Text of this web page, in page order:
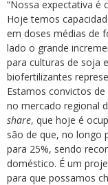
“Nossa expectativa é
Hoje temos
em doses médias de
lado o grande
para culturas de soja
biofertilizantes
Estamos convictos
no mercado regional
share, que hoje é
são de que, no longo
para 25%, sendo
doméstico. É um
para que possamos